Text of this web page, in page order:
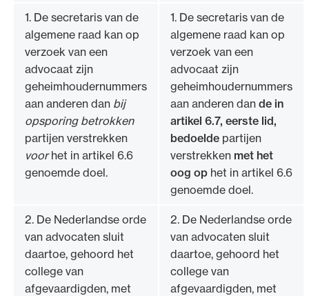
1. De secretaris van de
algemene raad kan op
verzoek van een
advocaat zijn
geheimhoudernummers
aan anderen dan bij
opsporing betrokken
partijen verstrekken
voorhet in artikel 6.6
genoemde doel.
1. De secretaris van de
algemene raad kan op
verzoek van een
advocaat zijn
geheimhoudernummers
aan anderen dan de in
artikel 6.7, eerste lid,
bedoelde partijen
verstrekken met het
oog op het in artikel 6.6
genoemde doel.
2. De Nederlandse orde
van advocaten sluit
daartoe, gehoord het
college van
afgevaardigden, met
2. De Nederlandse orde
van advocaten sluit
daartoe, gehoord het
college van
afgevaardigden, met